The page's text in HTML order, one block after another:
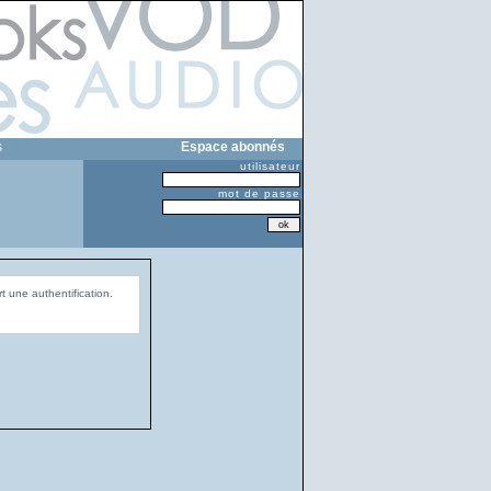
Espace abonnés
utilisateur
mot de passe
une authentification.